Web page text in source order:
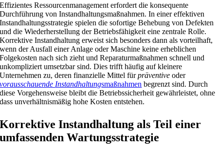
Effizientes Ressourcenmanagement erfordert die konsequente
Durchführung von Instandhaltungsmaßnahmen. In einer effektiven
Instandhaltungsstrategie spielen die sofortige Behebung von Defekten
und die Wiederherstellung der Betriebsfähigkeit eine zentrale Rolle.
Korrektive Instandhaltung erweist sich besonders dann als vorteilhaft,
wenn der Ausfall einer Anlage oder Maschine keine erheblichen
Folgekosten nach sich zieht und Reparaturmaßnahmen schnell und
unkompliziert umsetzbar sind. Dies trifft häufig auf kleinere
Unternehmen zu, deren finanzielle Mittel fürpräventive oder
vorausschauende Instandhaltungsmaßnahmen begrenzt sind. Durch
diese Vorgehensweise bleibt die Betriebssicherheit gewährleistet, ohne
dass unverhältnismäßig hohe Kosten entstehen.
Korrektive Instandhaltung als Teil einer
umfassenden Wartungsstrategie